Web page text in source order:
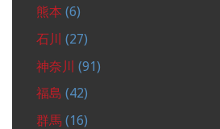
熊本 (6)
石川 (27)
神奈川 (91)
福島 (42)
群馬 (16)